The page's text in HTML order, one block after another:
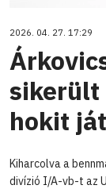
2026. 04. 27. 17:29
sikerült
hokit
Kiharcolva a
divízió I/A-vb-t az